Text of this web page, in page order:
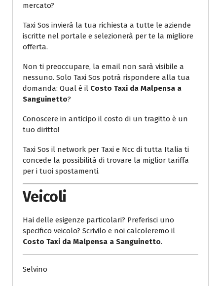
mercato?
Taxi Sos invierà la tua richiesta a tutte le aziende
iscritte nel portale e selezionerà per te la migliore
offerta.
Non ti preoccupare, la email non sarà visibile a
nessuno. Solo Taxi Sos potrà rispondere alla tua
domanda: Qual è il Costo Taxi da Malpensa a
Sanguinetto?
Conoscere in anticipo il costo di un tragitto è un
tuo diritto!
Taxi Sos il network per Taxi e Ncc di tutta Italia ti
concede la possibilità di trovare la miglior tariffa
per i tuoi spostamenti.
Veicoli
Hai delle esigenze particolari? Preferisci uno
specifico veicolo? Scrivilo e noi calcoleremo il
Costo Taxi da Malpensa a Sanguinetto.
Selvino